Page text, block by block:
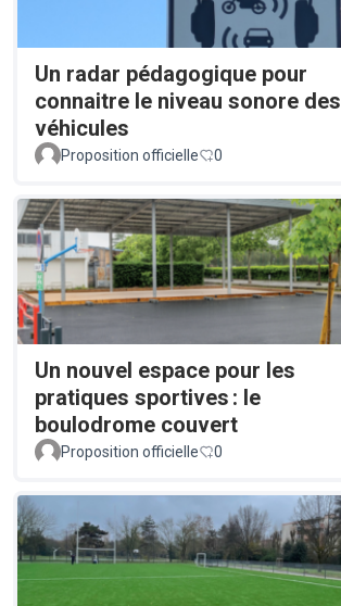
Un radar pédagogique pour
connaitre le niveau sonore des
véhicules
Proposition officielle 0
Un nouvel espace pour les
pratiques sportives : le
boulodrome couvert
Proposition officielle 0